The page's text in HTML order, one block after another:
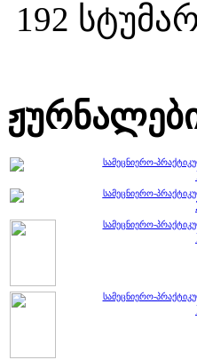
192
სამეცნიერო-
სამეცნიერო-
სამეცნიერო-
სამეცნიერო-